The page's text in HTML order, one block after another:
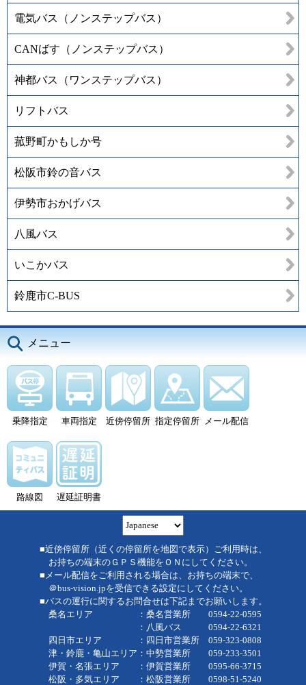
電気バス（ノンステップバス）
CANばす（ノンステップバス）
神都バス（ワンステップバス）
リフトバス
菰野町かもしか号
松阪市鈴の音バス
伊勢市おかげバス
八風バス
いこかバス
鈴鹿市C-BUS
メニュー
乗降指定 車両指定 近傍停留所 指定停留所 メール配信
路線図 遅延証明書
■近傍停留所（近くの停留所を地図で表示）ご利用時は、
お持ちの端末のＧＰＳ機能をＯＮにしてください。
■メール配信をご利用される場合は、お持ちの端末で、
＠bus-vision.jpを受信できる設定にしてください。
■バスの運行に関するお問合せは下記までお願いします。
桑名エリア ：桑名営業所 0594-22-0595
：八風バス 0594-22-6321
四日市エリア ：四日市営業所 059-323-0808
津・鈴鹿・亀山エリア：中勢営業所 059-233-3501
伊賀・名張エリア ：伊賀営業所 0595-66-3715
松阪・多気エリア ：松阪営業所 0598-51-5240